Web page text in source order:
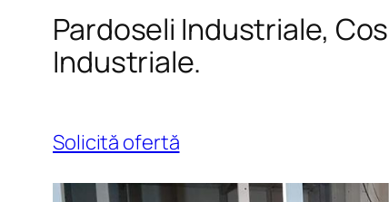
Pardoseli Industriale,
Industriale.
Solicită ofertă